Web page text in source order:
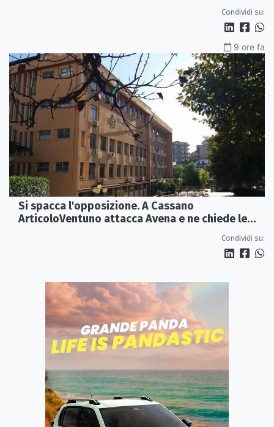
Condividi su:
9 ore fa
Si spacca l'opposizione. A Cassano
ArticoloVentuno attacca Avena e ne chiede le
Condividi su: